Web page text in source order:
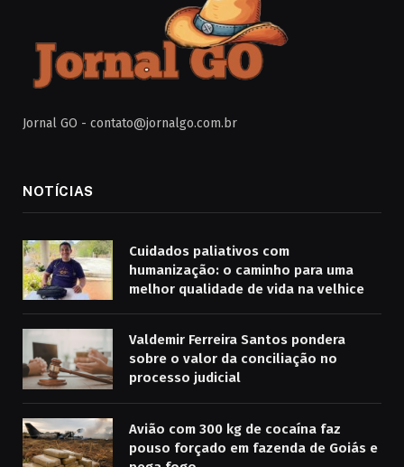
Jornal GO - contato@jornalgo.com.br
NOTÍCIAS
Cuidados paliativos com
humanização: o caminho para uma
melhor qualidade de vida na velhice
Valdemir Ferreira Santos pondera
sobre o valor da conciliação no
processo judicial
Avião com 300 kg de cocaína faz
pouso forçado em fazenda de Goiás e